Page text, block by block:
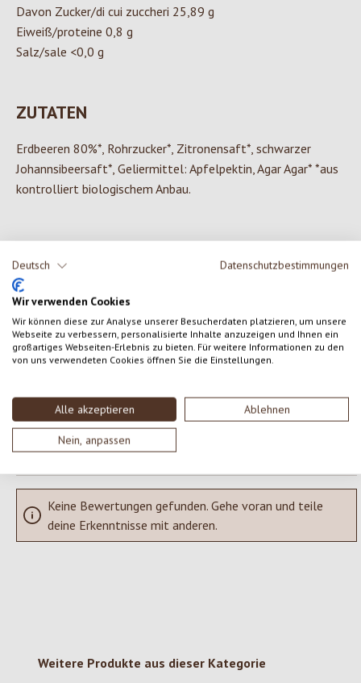
Deutsch Datenschutzbestimmungen
Wir verwenden Cookies
Wir können diese zur Analyse unserer Besucherdaten platzieren, um unsere
Webseite zu verbessern, personalisierte Inhalte anzuzeigen und Ihnen ein
großartiges Webseiten-Erlebnis zu bieten. Für weitere Informationen zu den
von uns verwendeten Cookies öffnen Sie die Einstellungen.
Alle akzeptieren Ablehnen
Nein, anpassen
Davon Zucker/di cui zuccheri 25,89 g
Eiweiß/proteine 0,8 g
Salz/sale <0,0 g
ZUTATEN
Erdbeeren 80%*, Rohrzucker*, Zitronensaft*, schwarzer
Johannsibeersaft*, Geliermittel: Apfelpektin, Agar Agar* *aus
kontrolliert biologischem Anbau.
0 von 0 Bewertungen
Durchschnittliche Bewertung von 0 von 5 Sternen
Gib eine Bewertung ab!
Teile deine Erfahrungen mit dem Produkt mit anderen Kunden.
SCHREIBE EINE BEWERTUNG
Bewertungen nur in der aktuellen Sprache anzeigen.
Keine Bewertungen gefunden. Gehe voran und teile
deine Erkenntnisse mit anderen.
Produktgalerie überspringen
Weitere Produkte aus dieser Kategorie